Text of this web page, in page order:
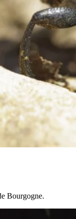
Bourgogne.